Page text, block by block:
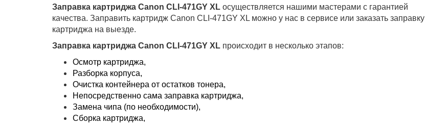
Заправка картриджа Canon CLI-471GY XL осуществляется нашими мастерами с гарантией
качества. Заправить картридж Canon CLI-471GY XL можно у нас в сервисе или заказать заправку
картриджа на выезде.
Заправка картриджа Canon CLI-471GY XL происходит в несколько этапов:
Осмотр картриджа,
Разборка корпуса,
Очистка контейнера от остатков тонера,
Непосредственно сама заправка картриджа,
Замена чипа (по необходимости),
Сборка картриджа,